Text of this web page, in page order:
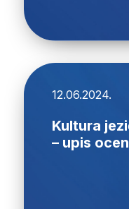
12.06.2024.
Kultura
– upis